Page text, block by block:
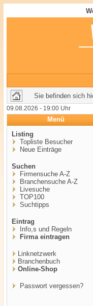
Sie befinden sich
09.08.2026 - 19:00 Uhr
Menü
Listing
Topliste Besucher
Neue Einträge
Suchen
Firmensuche A-Z
Branchensuche A-Z
Livesuche
TOP100
Suchtipps
Eintrag
Info,s und Regeln
Firma eintragen
Linknetzwerk
Branchenbuch
Online-Shop
Passwort vergessen?